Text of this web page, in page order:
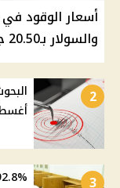
والسولار بـ20.50 جنيه
2
3